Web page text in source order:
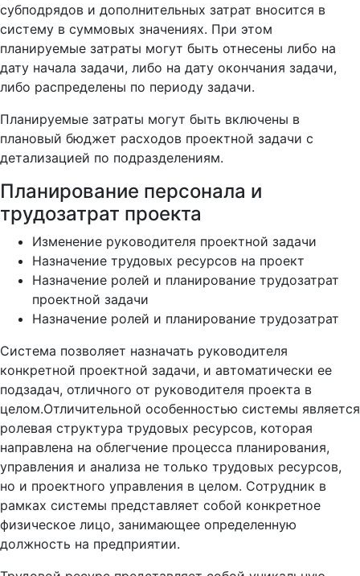
субподрядов и дополнительных затрат вносится в
систему в суммовых значениях. При этом
планируемые затраты могут быть отнесены либо на
дату начала задачи, либо на дату окончания задачи,
либо распределены по периоду задачи.
Планируемые затраты могут быть включены в
плановый бюджет расходов проектной задачи с
детализацией по подразделениям.
Планирование персонала и
трудозатрат проекта
Изменение руководителя проектной задачи
Назначение трудовых ресурсов на проект
Назначение ролей и планирование трудозатрат
проектной задачи
Назначение ролей и планирование трудозатрат
Система позволяет назначать руководителя
конкретной проектной задачи, и автоматически ее
подзадач, отличного от руководителя проекта в
целом.Отличительной особенностью системы является
ролевая структура трудовых ресурсов, которая
направлена на облегчение процесса планирования,
управления и анализа не только трудовых ресурсов,
но и проектного управления в целом. Сотрудник в
рамках системы представляет собой конкретное
физическое лицо, занимающее определенную
должность на предприятии.